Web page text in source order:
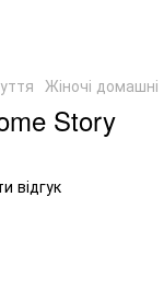
Жіночі
Story
відгук